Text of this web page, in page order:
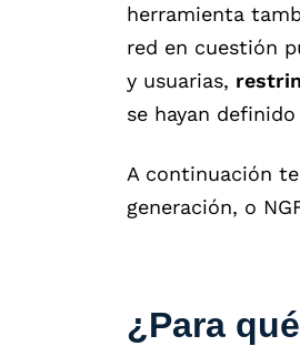
herramienta
red en cuestión
y usuarias,
se hayan
A continuación
generación, o
¿Para